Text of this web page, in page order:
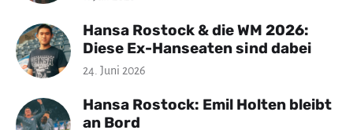
Hansa Rostock & die WM 2026:
Diese Ex-Hanseaten sind dabei
24. Juni 2026
Hansa Rostock: Emil Holten bleibt
an Bord